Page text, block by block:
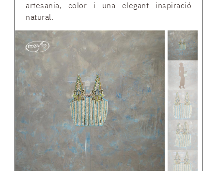
artesania, color i una elegant inspiració
natural.